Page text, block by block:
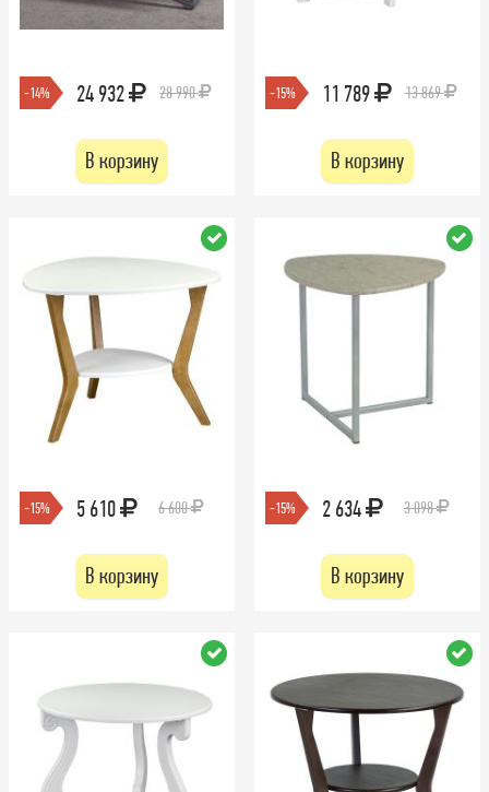
-14% 24 932 28 990
В корзину
-15% 11 789 13 869
В корзину
-15% 5 610 6 600
В корзину
-15% 2 634 3 098
В корзину